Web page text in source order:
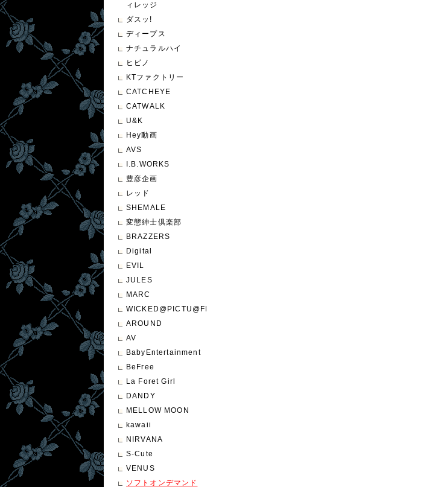
ィレッジ
ダスッ!
ディープス
ナチュラルハイ
ヒビノ
KTファクトリー
CATCHEYE
CATWALK
U&K
Hey動画
AVS
I.B.WORKS
豊彦企画
レッド
SHEMALE
変態紳士倶楽部
BRAZZERS
Digital
EVIL
JULES
MARC
WICKED@PICTU@FEATURE
AROUND
AV
BabyEntertainment
BeFree
La Foret Girl
DANDY
MELLOW MOON
kawaii
NIRVANA
S-Cute
VENUS
ソフトオンデマンド